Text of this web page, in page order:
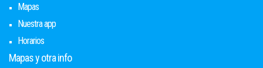
Mapas
Nuestra app
Horarios
Mapas y otra info